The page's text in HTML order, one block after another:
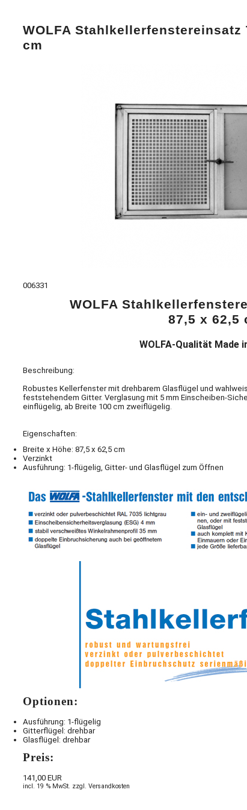
WOLFA Stahlkellerfenstereinsatz
cm
006331
WOLFA
87,5 x 62,5
WOLFA-Qualität Made
Beschreibung:
Robustes Kellerfenster mit drehbarem Glasflügel und
feststehendem Gitter. Verglasung mit 5 mm Einscheiben-
einflügelig, ab Breite 100 cm zweiflügelig.
Eigenschaften:
Breite x Höhe: 87,5 x 62,5 cm
Verzinkt
Ausführung: 1-flügelig, Gitter- und Glasflügel zum Öffnen
Optionen:
Ausführung: 1-flügelig
Gitterflügel: drehbar
Glasflügel: drehbar
Preis:
141,00 EUR
incl. 19 % MwSt. zzgl. Versandkosten